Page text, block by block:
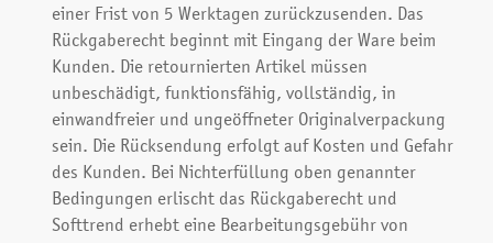
einer Frist von 5 Werktagen zurückzusenden. Das
Rückgaberecht beginnt mit Eingang der Ware beim
Kunden. Die retournierten Artikel müssen
unbeschädigt, funktionsfähig, vollständig, in
einwandfreier und ungeöffneter Originalverpackung
sein. Die Rücksendung erfolgt auf Kosten und Gefahr
des Kunden. Bei Nichterfüllung oben genannter
Bedingungen erlischt das Rückgaberecht und
Softtrend erhebt eine Bearbeitungsgebühr von